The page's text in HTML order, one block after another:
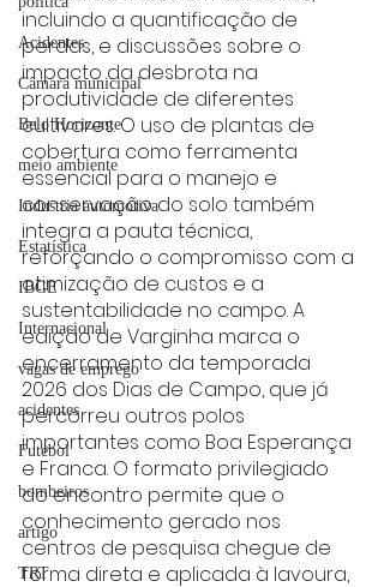
Acidentes
Câmara municipal
Belo Horizonte
meio ambiente
Industria automotiva
Estatística
IBGE
Internacional
vagas de emprego
acidentes
Futebol
bombeiros
artigo
TRT
incluindo a quantificação de
perdas, e discussões sobre o
impacto da desbrota na
produtividade de diferentes
cultivares. O uso de plantas de
cobertura como ferramenta
essencial para o manejo e
conservação do solo também
integra a pauta técnica,
reforçando o compromisso com a
otimização de custos e a
sustentabilidade no campo. A
edição de Varginha marca o
encerramento da temporada
2026 dos Dias de Campo, que já
percorreu outros polos
importantes como Boa Esperança
e Franca. O formato privilegiado
do encontro permite que o
conhecimento gerado nos
centros de pesquisa chegue de
forma direta e aplicada à lavoura,